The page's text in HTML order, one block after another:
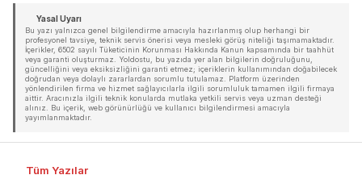
Yasal Uyarı
Bu yazı yalnızca genel bilgilendirme amacıyla hazırlanmış olup herhangi bir
profesyonel tavsiye, teknik servis önerisi veya mesleki görüş niteliği taşımamaktadır.
İçerikler, 6502 sayılı Tüketicinin Korunması Hakkında Kanun kapsamında bir taahhüt
veya garanti oluşturmaz. Yoldostu, bu yazıda yer alan bilgilerin doğruluğunu,
güncelliğini veya eksiksizliğini garanti etmez; içeriklerin kullanımından doğabilecek
doğrudan veya dolaylı zararlardan sorumlu tutulamaz. Platform üzerinden
yönlendirilen firma ve hizmet sağlayıcılarla ilgili sorumluluk tamamen ilgili firmaya
aittir. Aracınızla ilgili teknik konularda mutlaka yetkili servis veya uzman desteği
alınız. Bu içerik, web görünürlüğü ve kullanıcı bilgilendirmesi amacıyla
yayımlanmaktadır.
Tüm Yazılar